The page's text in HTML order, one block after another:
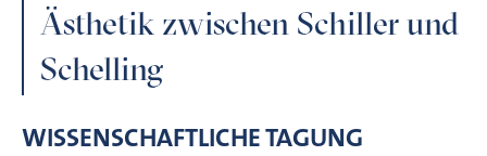
Ästhetik zwischen Schiller und
Schelling
WISSENSCHAFTLICHE TAGUNG